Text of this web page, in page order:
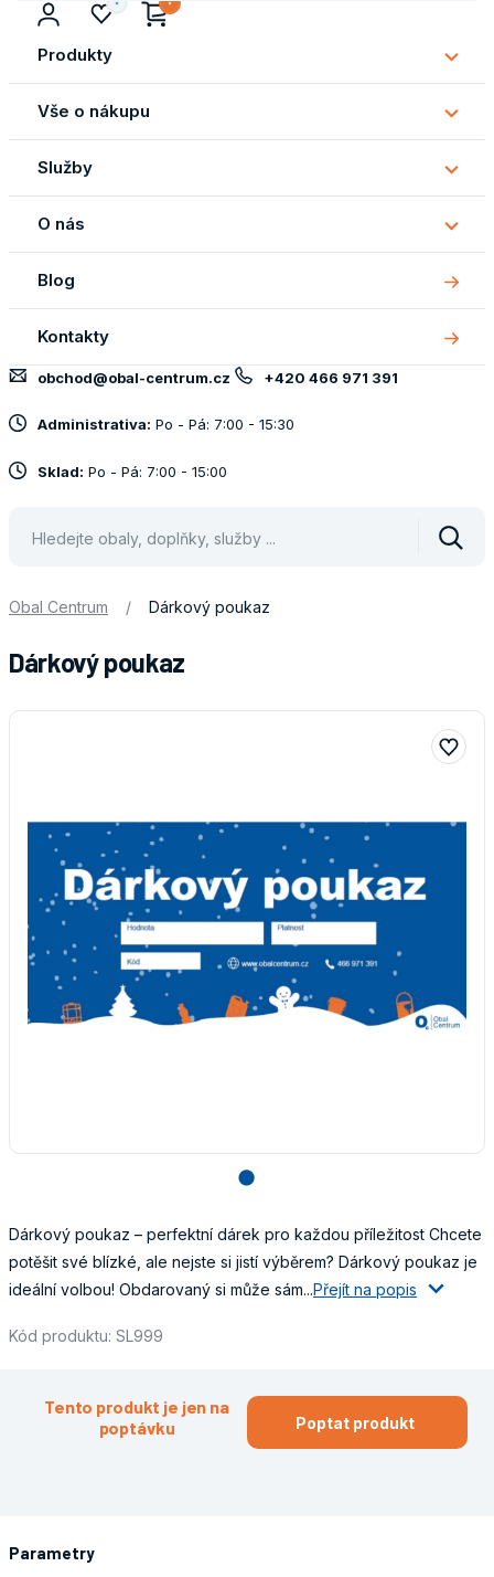
Produkty
Vše o nákupu
Vše
o
Služby
O nás
O
nás
Blog
Kontakty
obchod@obal-centrum.cz +420 466 971 391
Administrativa: Po - Pá: 7:00 - 15:30
Sklad: Po - Pá: 7:00 - 15:00
Obal Centrum / Dárkový poukaz
Dárkový poukaz
lens
Dárkový poukaz – perfektní dárek pro každou příležitost Chcete
potěšit své blízké, ale nejste si jistí výběrem? Dárkový poukaz je
ideální volbou! Obdarovaný si může sám...Přejít na popis
Kód produktu: SL999
Tento produkt je jen na
poptávku
Poptat produkt
Parametry